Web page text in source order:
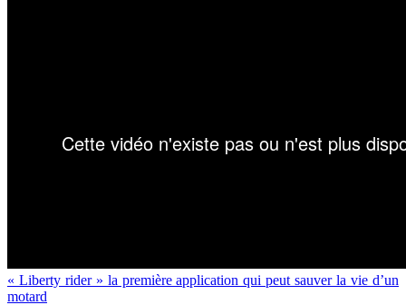
« Liberty rider » la première application qui peut sauver la vie d’un
motard